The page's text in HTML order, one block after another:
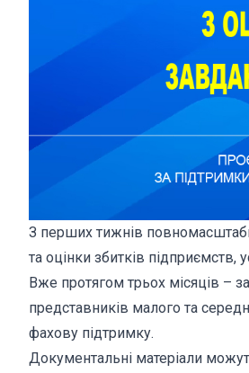
З перших тижнів
та оцінки збитків підприємств,
Вже протягом трьох місяців –
представників малого та
фахову підтримку.
Документальні матеріали